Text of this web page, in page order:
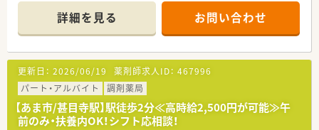
詳細を見る お問い合わせ
更新日： 2026/06/19 薬剤師求人ID： 467996
パート・アルバイト
調剤薬局
【あま市/甚目寺駅】駅徒歩2分≪高時給2,500円が可能≫午
前のみ・扶養内OK！シフト応相談！